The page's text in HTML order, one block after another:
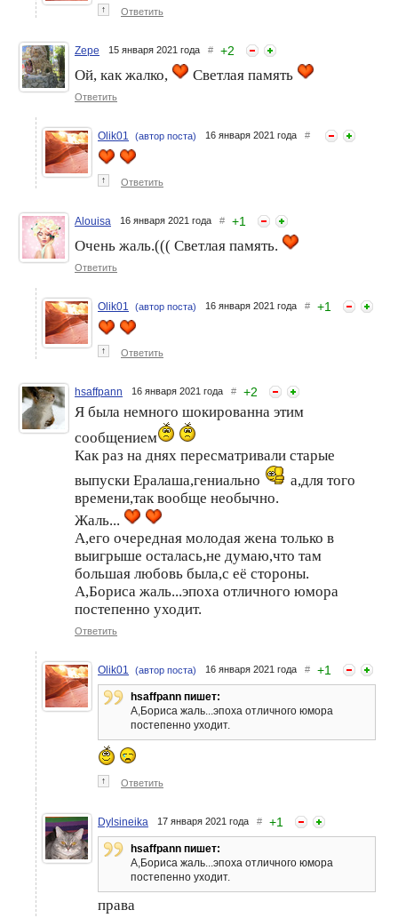
↑ Ответить
Zepe 15 января 2021 года # +2
Ой, как жалко, Светлая память
Ответить
Olik01 (автор поста) 16 января 2021 года #
↑ Ответить
Alouisa 16 января 2021 года # +1
Очень жаль.((( Светлая память.
Ответить
Olik01 (автор поста) 16 января 2021 года # +1
↑ Ответить
hsaffpann 16 января 2021 года # +2
Я была немного шокированна этим
сообщением
Как раз на днях пересматривали старые
выпуски Ералаша,гениально
а,для того
времени,так вообще необычно.
Жаль...
А,его очередная молодая жена только в
выигрыше осталась,не думаю,что там
большая любовь была,с её стороны.
А,Бориса жаль...эпоха отличного юмора
постепенно уходит.
Ответить
Olik01 (автор поста) 16 января 2021 года # +1
hsaffpann пишет:
А,Бориса жаль...эпоха отличного юмора
постепенно уходит.
↑ Ответить
Dylsineika 17 января 2021 года # +1
hsaffpann пишет:
А,Бориса жаль...эпоха отличного юмора
постепенно уходит.
права